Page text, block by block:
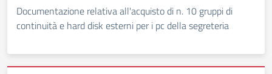
Documentazione relativa all'acquisto di n. 10 gruppi di
continuità e hard disk esterni per i pc della segreteria